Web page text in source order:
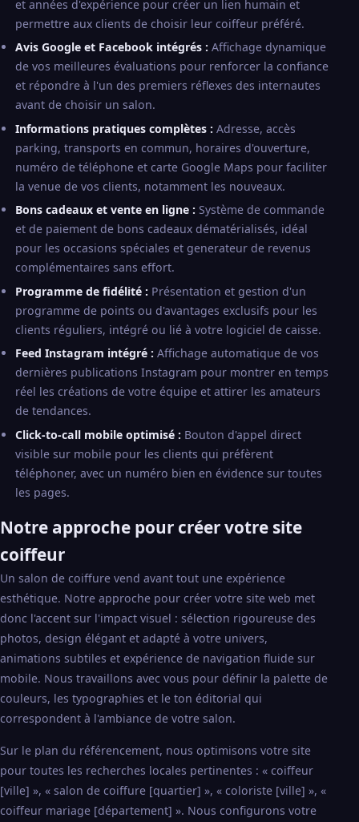
et années d'expérience pour créer un lien humain et
permettre aux clients de choisir leur coiffeur préféré.
Avis Google et Facebook intégrés : Affichage dynamique
de vos meilleures évaluations pour renforcer la confiance
et répondre à l'un des premiers réflexes des internautes
avant de choisir un salon.
Informations pratiques complètes : Adresse, accès
parking, transports en commun, horaires d'ouverture,
numéro de téléphone et carte Google Maps pour faciliter
la venue de vos clients, notamment les nouveaux.
Bons cadeaux et vente en ligne : Système de commande
et de paiement de bons cadeaux dématérialisés, idéal
pour les occasions spéciales et generateur de revenus
complémentaires sans effort.
Programme de fidélité : Présentation et gestion d'un
programme de points ou d'avantages exclusifs pour les
clients réguliers, intégré ou lié à votre logiciel de caisse.
Feed Instagram intégré : Affichage automatique de vos
dernières publications Instagram pour montrer en temps
réel les créations de votre équipe et attirer les amateurs
de tendances.
Click-to-call mobile optimisé : Bouton d'appel direct
visible sur mobile pour les clients qui préfèrent
téléphoner, avec un numéro bien en évidence sur toutes
les pages.
Notre approche pour créer votre site
coiffeur
Un salon de coiffure vend avant tout une expérience
esthétique. Notre approche pour créer votre site web met
donc l'accent sur l'impact visuel : sélection rigoureuse des
photos, design élégant et adapté à votre univers,
animations subtiles et expérience de navigation fluide sur
mobile. Nous travaillons avec vous pour définir la palette de
couleurs, les typographies et le ton éditorial qui
correspondent à l'ambiance de votre salon.
Sur le plan du référencement, nous optimisons votre site
pour toutes les recherches locales pertinentes : « coiffeur
[ville] », « salon de coiffure [quartier] », « coloriste [ville] », «
coiffeur mariage [département] ». Nous configurons votre